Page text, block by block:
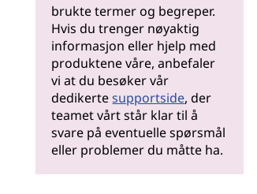
brukte termer og begreper.
Hvis du trenger nøyaktig
informasjon eller hjelp med
produktene våre, anbefaler
vi at du besøker vår
dedikertesupportside, der
teamet vårt står klar til å
svare på eventuelle spørsmål
eller problemer du måtte ha.